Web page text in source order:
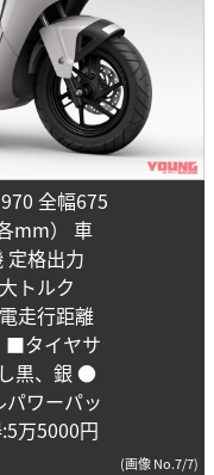
全幅675
mm） 車
格出力
トルク
走行距離
■タイヤサ
黒、銀 ●
ワーパッ
万5000円
(画像 No.7/7)